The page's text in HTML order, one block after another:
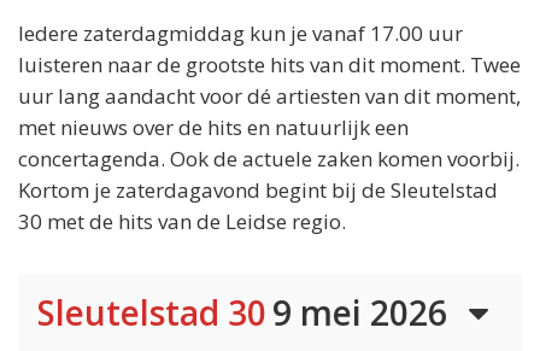
Iedere zaterdagmiddag kun je vanaf 17.00 uur
luisteren naar de grootste hits van dit moment. Twee
uur lang aandacht voor dé artiesten van dit moment,
met nieuws over de hits en natuurlijk een
concertagenda. Ook de actuele zaken komen voorbij.
Kortom je zaterdagavond begint bij de Sleutelstad
30 met de hits van de Leidse regio.
Sleutelstad 309 mei 2026